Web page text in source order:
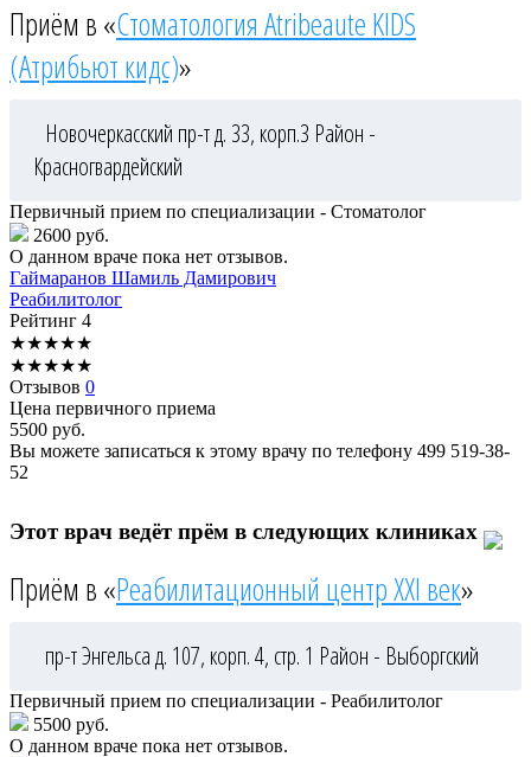
Приём в «Стоматология Atribeaute KIDS
(Атрибьют кидс)»
Новочеркасский пр-т д. 33, корп.3 Район -
Красногвардейский
Первичный прием по специализации - Стоматолог
2600 руб.
О данном враче пока нет отзывов.
Гаймаранов Шамиль Дамирович
Реабилитолог
Рейтинг 4
★★★★★
★★★★★
Отзывов 0
Цена первичного приема
5500 руб.
Вы можете записаться к этому врачу по телефону 499 519-38-
52
Этот врач ведёт прём в следующих клиниках
Приём в «Реабилитационный центр XXI век»
пр-т Энгельса д. 107, корп. 4, стр. 1 Район - Выборгский
Первичный прием по специализации - Реабилитолог
5500 руб.
О данном враче пока нет отзывов.